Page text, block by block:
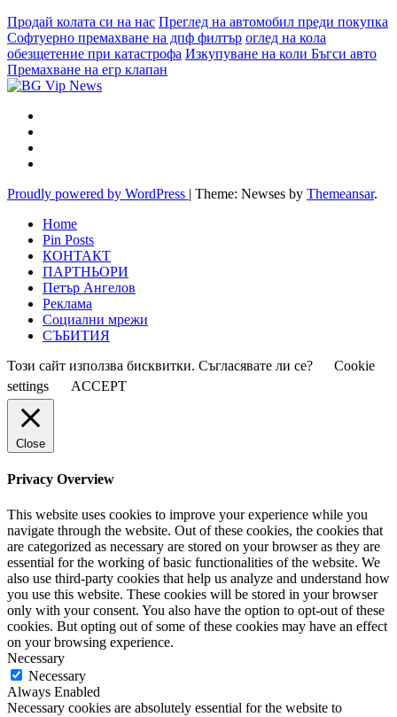
Продай колата си на нас Преглед на автомобил преди покупка
Софтуерно премахване на дпф филтър оглед на кола
обезщетение при катастрофа Изкупуване на коли Бъгси авто
Премахване на егр клапан
Proudly powered by WordPress | Theme: Newses by Themeansar.
Home
Pin Posts
КОНТАКТ
ПАРТНЬОРИ
Петър Ангелов
Реклама
Социални мрежи
СЪБИТИЯ
Този сайт използва бисквитки. Съгласявате ли се?
Cookie
settings
ACCEPT
Close
Privacy Overview
This website uses cookies to improve your experience while you
navigate through the website. Out of these cookies, the cookies that
are categorized as necessary are stored on your browser as they are
essential for the working of basic functionalities of the website. We
also use third-party cookies that help us analyze and understand how
you use this website. These cookies will be stored in your browser
only with your consent. You also have the option to opt-out of these
cookies. But opting out of some of these cookies may have an effect
on your browsing experience.
Necessary
Necessary
Always Enabled
Necessary cookies are absolutely essential for the website to